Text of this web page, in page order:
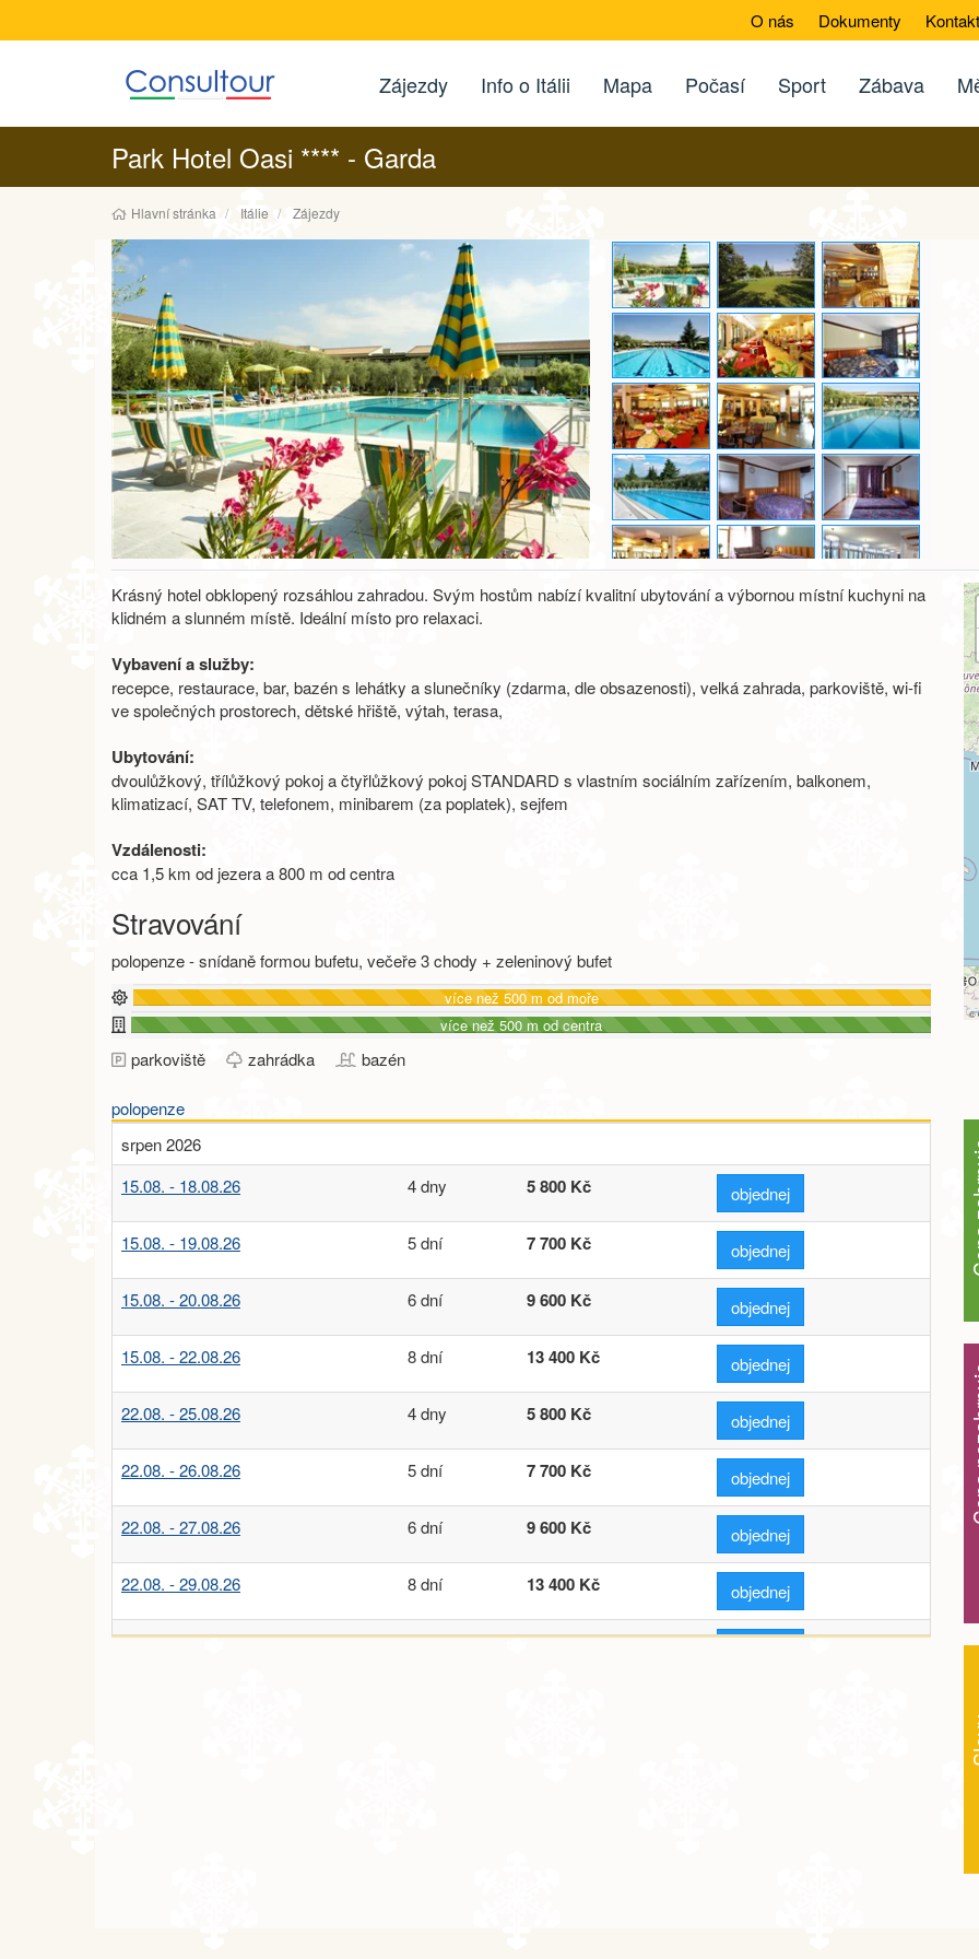
O nás Dokumenty
Zájezdy Info o Itálii Mapa Počasí Sport Zábava
Park Hotel Oasi **** - Garda
Hlavní stránka Itálie Zájezdy
Krásný hotel obklopený rozsáhlou zahradou. Svým hostům nabízí kvalitní ubytování a výbornou místní kuchyni na
klidném a slunném místě. Ideální místo pro relaxaci.
Vybavení a služby:
recepce, restaurace, bar, bazén s lehátky a slunečníky (zdarma, dle obsazenosti), velká zahrada, parkoviště, wi-fi
ve společných prostorech, dětské hřiště, výtah, terasa,
Ubytování:
dvoulůžkový, třílůžkový pokoj a čtyřlůžkový pokoj STANDARD s vlastním sociálním zařízením, balkonem,
klimatizací, SAT TV, telefonem, minibarem (za poplatek), sejfem
Vzdálenosti:
cca 1,5 km od jezera a 800 m od centra
Stravování
polopenze - snídaně formou bufetu, večeře 3 chody + zeleninový bufet
více než 500 m od moře
více než 500 m od centra
parkoviště zahrádka bazén
©
polopenze
srpen 2026
15.08. - 18.08.26
4 dny 5 800 Kč objednej
15.08. - 19.08.26 5 dní 7 700 Kč objednej
15.08. - 20.08.26 6 dní 9 600 Kč objednej
15.08. - 22.08.26 8 dní 13 400 Kč objednej
22.08. - 25.08.26 4 dny 5 800 Kč objednej
22.08. - 26.08.26 5 dní 7 700 Kč objednej
22.08. - 27.08.26 6 dní 9 600 Kč objednej
22.08. - 29.08.26 8 dní 13 400 Kč objednej
29.08. - 01.09.26 4 dny 5 600 Kč